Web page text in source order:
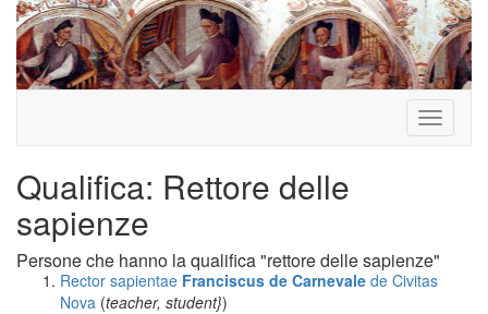
Toggle
Qualifica: Rettore delle
sapienze
Persone che hanno la qualifica "rettore delle sapienze"
Rector sapientae Franciscus de Carnevale de Civitas
Nova (teacher, student})